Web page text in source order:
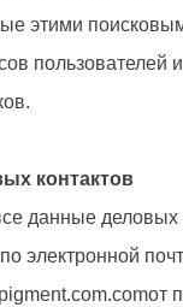
этими
пользователей
контактов
данные деловых
электронной
от